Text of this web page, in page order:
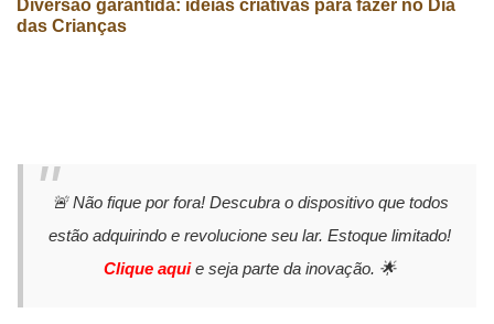
Diversão garantida: ideias criativas para fazer no Dia
das Crianças
🚨 Não fique por fora! Descubra o dispositivo que todos
estão adquirindo e revolucione seu lar. Estoque limitado!
Clique aquie seja parte da inovação. 🌟